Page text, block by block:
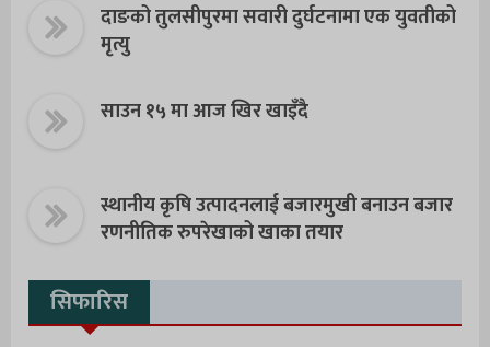
दाङको तुलसीपुरमा सवारी दुर्घटनामा एक युवतीको
मृत्यु
साउन १५ मा आज खिर खाइँदै
स्थानीय कृषि उत्पादनलाई बजारमुखी बनाउन बजार
रणनीतिक रुपरेखाको खाका तयार
सिफारिस